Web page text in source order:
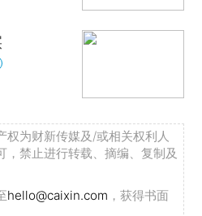
权为财新传媒及/或相关权利人
，禁止进行转载、摘编、复制及
hello@caixin.com ，获得书面